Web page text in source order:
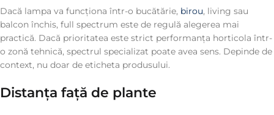
Dacă lampa va funcționa într-o bucătărie, birou, living sau
balcon închis, full spectrum este de regulă alegerea mai
practică. Dacă prioritatea este strict performanța horticola într-
o zonă tehnică, spectrul specializat poate avea sens. Depinde de
context, nu doar de eticheta produsului.
Distanța față de plante